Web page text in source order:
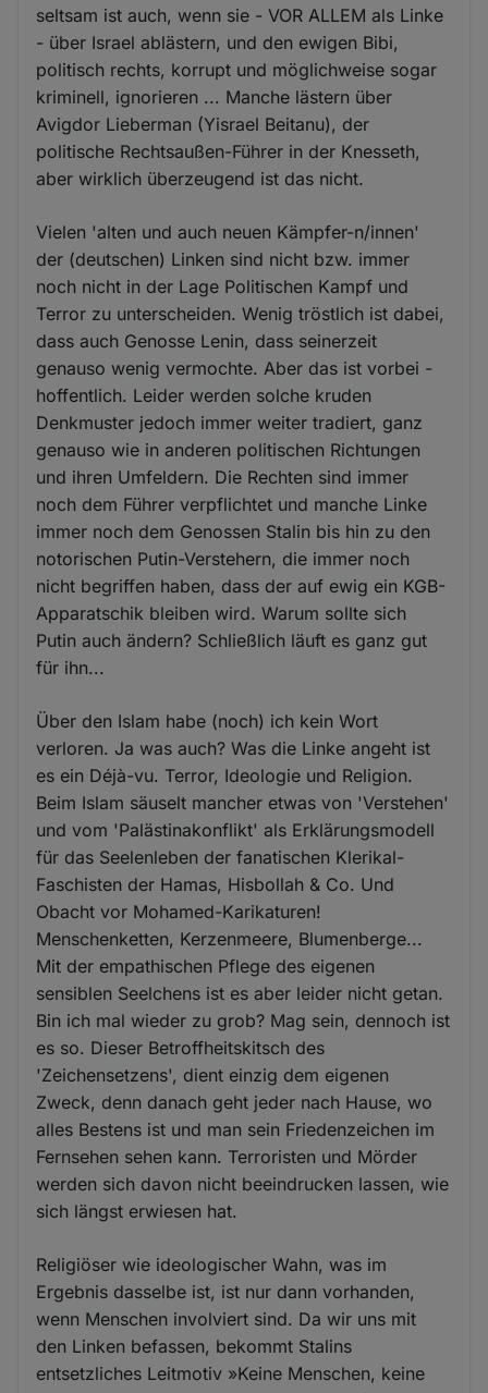
seltsam ist auch, wenn sie - VOR ALLEM als Linke
- über Israel ablästern, und den ewigen Bibi,
politisch rechts, korrupt und möglichweise sogar
kriminell, ignorieren ... Manche lästern über
Avigdor Lieberman (Yisrael Beitanu), der
politische Rechtsaußen-Führer in der Knesseth,
aber wirklich überzeugend ist das nicht.
Vielen 'alten und auch neuen Kämpfer-n/innen'
der (deutschen) Linken sind nicht bzw. immer
noch nicht in der Lage Politischen Kampf und
Terror zu unterscheiden. Wenig tröstlich ist dabei,
dass auch Genosse Lenin, dass seinerzeit
genauso wenig vermochte. Aber das ist vorbei -
hoffentlich. Leider werden solche kruden
Denkmuster jedoch immer weiter tradiert, ganz
genauso wie in anderen politischen Richtungen
und ihren Umfeldern. Die Rechten sind immer
noch dem Führer verpflichtet und manche Linke
immer noch dem Genossen Stalin bis hin zu den
notorischen Putin-Verstehern, die immer noch
nicht begriffen haben, dass der auf ewig ein KGB-
Apparatschik bleiben wird. Warum sollte sich
Putin auch ändern? Schließlich läuft es ganz gut
für ihn...
Über den Islam habe (noch) ich kein Wort
verloren. Ja was auch? Was die Linke angeht ist
es ein Déjà-vu. Terror, Ideologie und Religion.
Beim Islam säuselt mancher etwas von 'Verstehen'
und vom 'Palästinakonflikt' als Erklärungsmodell
für das Seelenleben der fanatischen Klerikal-
Faschisten der Hamas, Hisbollah & Co. Und
Obacht vor Mohamed-Karikaturen!
Menschenketten, Kerzenmeere, Blumenberge...
Mit der empathischen Pflege des eigenen
sensiblen Seelchens ist es aber leider nicht getan.
Bin ich mal wieder zu grob? Mag sein, dennoch ist
es so. Dieser Betroffheitskitsch des
'Zeichensetzens', dient einzig dem eigenen
Zweck, denn danach geht jeder nach Hause, wo
alles Bestens ist und man sein Friedenzeichen im
Fernsehen sehen kann. Terroristen und Mörder
werden sich davon nicht beeindrucken lassen, wie
sich längst erwiesen hat.
Religiöser wie ideologischer Wahn, was im
Ergebnis dasselbe ist, ist nur dann vorhanden,
wenn Menschen involviert sind. Da wir uns mit
den Linken befassen, bekommt Stalins
entsetzliches Leitmotiv »Keine Menschen, keine